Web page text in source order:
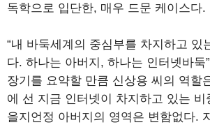
독학으로 입단한, 매우 드문 케이스다.
“내 바둑세계의 중심부를 차지하고 있
다. 하나는 아버지, 하나는 인터넷바둑
장기를 요약할 만큼 신상용 씨의 역할
에 선 지금 인터넷이 차지하고 있는
을지언정 아버지의 영역은 변함없다.